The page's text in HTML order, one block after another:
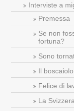
Interviste a
Premessa
Se non
fortuna?
Sono
Il
Felice di
La